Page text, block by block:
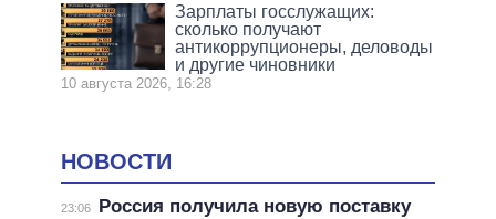
Зарплаты госслужащих:
сколько получают
антикоррупционеры, деловоды
и другие чиновники
10 августа 2026, 16:28
НОВОСТИ
23:06
Россия получила новую поставку